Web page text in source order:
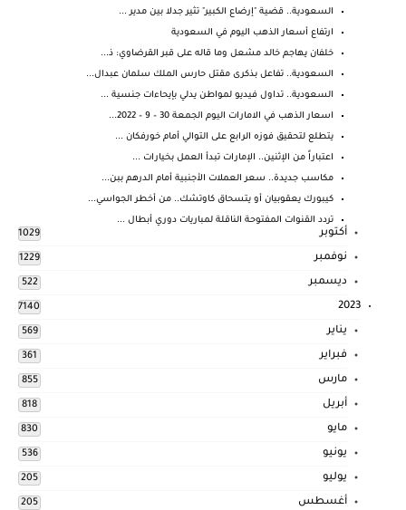
السعودية.. قضية "إرضاع الكبير" تثير جدلا بين مدير ...
ارتفاع أسعار الذهب اليوم في السعودية
خلفان يهاجم خالد مشعل وما قاله على قبر القرضاوي: ذ...
السعودية.. تفاعل بذكرى مقتل حارس الملك سلمان عبدال...
السعودية.. تداول فيديو لمواطن يدلي بإيحاءات جنسية ...
اسعار الذهب في الامارات اليوم الجمعة 30 – 9 – 2022...
يتطلع لتحقيق فوزه الرابع على التوالي أمام خورفكان ...
اعتباراً من الإثنين.. الإمارات تبدأ العمل بخيارات ...
مكاسب جديدة.. سعر العملات الأجنبية أمام الدرهم ببن...
كيبورك يعقوبيان أو يتسحاق كاوتشك.. من أخطر الجواسي...
تردد القنوات المفتوحة الناقلة لمباريات دوري أبطال ...
أكتوبر 1029
نوفمبر 1229
ديسمبر 522
2023
7140
يناير 569
فبراير 361
مارس 855
أبريل 818
مايو 830
يونيو 536
يوليو 205
أغسطس 205